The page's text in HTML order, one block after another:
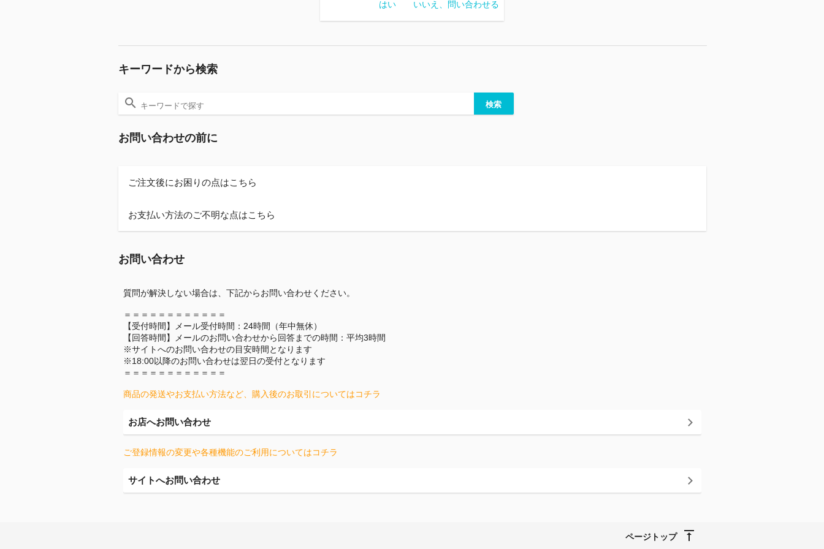
はい いいえ、問い合わせる
キーワードから検索
お問い合わせの前に
ご注文後にお困りの点はこちら
お支払い方法のご不明な点はこちら
お問い合わせ
質問が解決しない場合は、下記からお問い合わせください。
＝＝＝＝＝＝＝＝＝＝＝＝
【受付時間】メール受付時間：24時間（年中無休）
【回答時間】メールのお問い合わせから回答までの時間：平均3時間
※サイトへのお問い合わせの目安時間となります
※18:00以降のお問い合わせは翌日の受付となります
＝＝＝＝＝＝＝＝＝＝＝＝
商品の発送やお支払い方法など、購入後のお取引についてはコチラ
お店へお問い合わせ
ご登録情報の変更や各種機能のご利用についてはコチラ
サイトへお問い合わせ
ページトップ